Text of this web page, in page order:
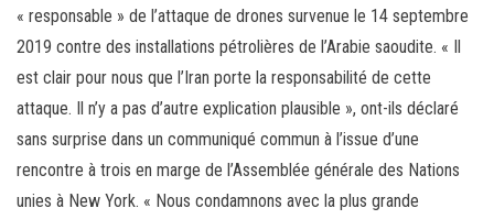
« responsable » de l’attaque de drones survenue le 14 septembre
2019 contre des installations pétrolières de l’Arabie saoudite. « Il
est clair pour nous que l’Iran porte la responsabilité de cette
attaque. Il n’y a pas d’autre explication plausible », ont-ils déclaré
sans surprise dans un communiqué commun à l’issue d’une
rencontre à trois en marge de l’Assemblée générale des Nations
unies à New York. « Nous condamnons avec la plus grande